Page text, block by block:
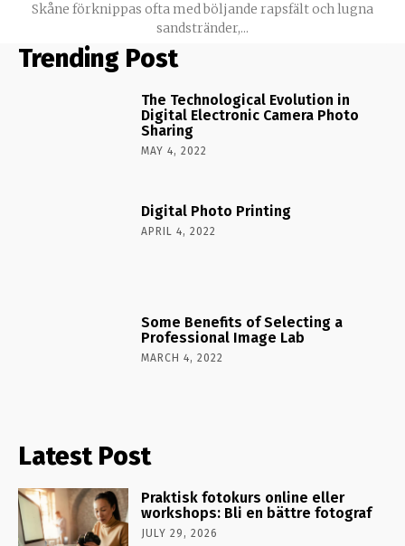
Skåne förknippas ofta med böljande rapsfält och lugna
sandstränder,...
Trending Post
The Technological Evolution in
Digital Electronic Camera Photo
Sharing
MAY 4, 2022
Digital Photo Printing
APRIL 4, 2022
Some Benefits of Selecting a
Professional Image Lab
MARCH 4, 2022
Latest Post
Praktisk fotokurs online eller
workshops: Bli en bättre fotograf
JULY 29, 2026